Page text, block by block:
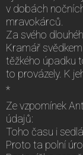
v dobách
mravokárců.
Za svého
Kramář
těžkého úpadku
to provázely. K
*
Ze vzpomínek
údajů:
Toho času i
Proto ta polní